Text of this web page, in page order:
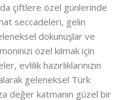
çiftlere özel günlerinde
seccadeleri, gelin
dokunuşlar ve
özel kılmak için
evlilik hazırlıklarınızın
geleneksel Türk
değer katmanın güzel bir